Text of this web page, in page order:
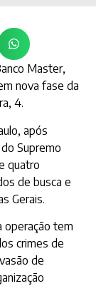
Master,
nova fase da
4.
após
Supremo
quatro
de busca e
Gerais.
operação tem
crimes de
de